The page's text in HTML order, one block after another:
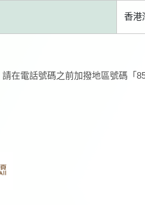
香港
在電話號碼之前加撥地區號碼「